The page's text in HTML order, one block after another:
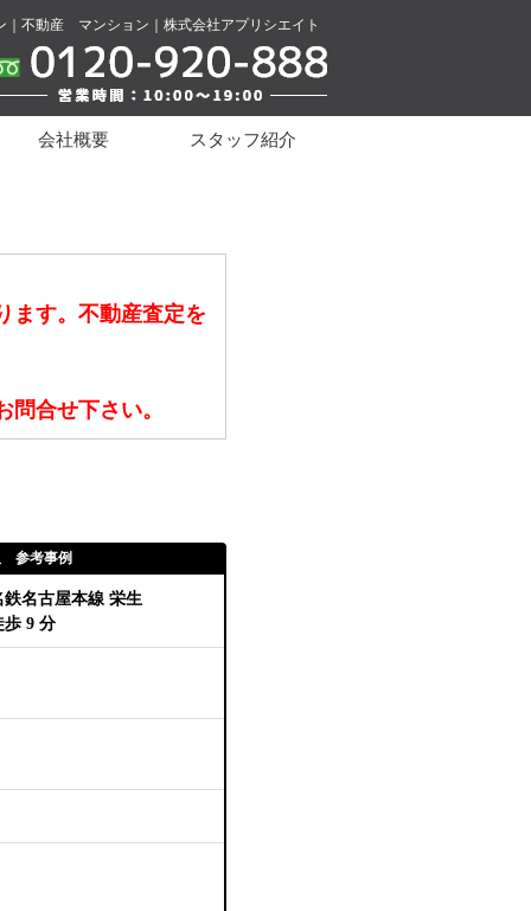
不動産 マンション｜株式会社アプリシエイト
会社概要 スタッフ紹介
ます。不動産査定を
合せ下さい。
参考事例
鉄名古屋本線 栄生
歩 9 分